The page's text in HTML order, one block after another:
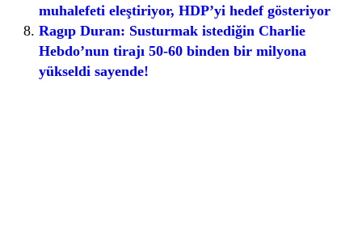
muhalefeti eleştiriyor, HDP’yi hedef gösteriyor
Ragıp Duran: Susturmak istediğin Charlie
Hebdo’nun tirajı 50-60 binden bir milyona
yükseldi sayende!